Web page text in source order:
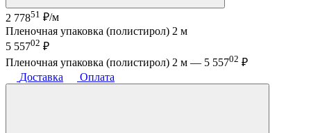
2 77851 ₽/м
Пленочная упаковка (полистирол) 2 м
5 55702 ₽
Пленочная упаковка (полистирол) 2 м — 5 55702 ₽
Доставка
Оплата